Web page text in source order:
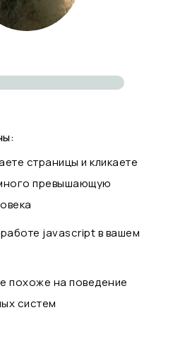
страницы и кликаете
превышающую
javascript в вашем
похоже на поведение
систем